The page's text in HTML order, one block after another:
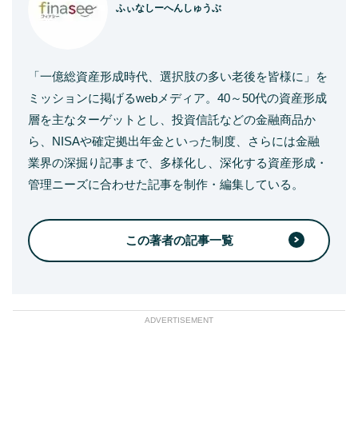
ふぃなしーへんしゅうぶ
「一億総資産形成時代、選択肢の多い老後を皆様に」を
ミッションに掲げるwebメディア。40～50代の資産形成
層を主なターゲットとし、投資信託などの金融商品か
ら、NISAや確定拠出年金といった制度、さらには金融
業界の深掘り記事まで、多様化し、深化する資産形成・
管理ニーズに合わせた記事を制作・編集している。
この著者の記事一覧
ADVERTISEMENT